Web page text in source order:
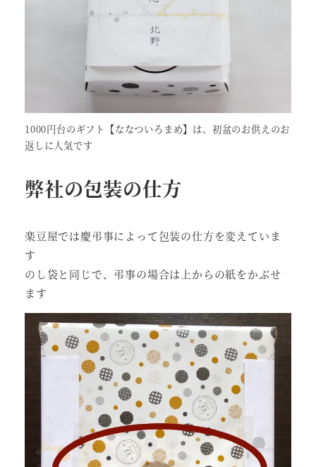
1000円台のギフト【ななついろまめ】は、初盆のお供えのお
返しに人気です
弊社の包装の仕方
楽豆屋では慶弔事によって包装の仕方を変えていま
す
のし袋と同じで、弔事の場合は上からの紙をかぶせ
ます